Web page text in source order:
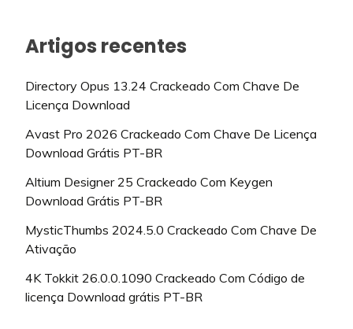
Artigos recentes
Directory Opus 13.24 Crackeado Com Chave De
Licença Download
Avast Pro 2026 Crackeado Com Chave De Licença
Download Grátis PT-BR
Altium Designer 25 Crackeado Com Keygen
Download Grátis PT-BR
MysticThumbs 2024.5.0 Crackeado Com Chave De
Ativação
4K Tokkit 26.0.0.1090 Crackeado Com Código de
licença Download grátis PT-BR